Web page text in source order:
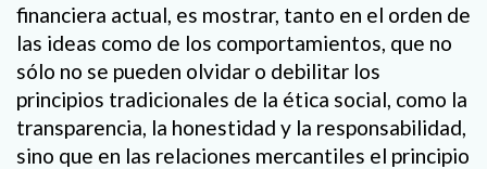
financiera actual, es mostrar, tanto en el orden de
las ideas como de los comportamientos, que no
sólo no se pueden olvidar o debilitar los
principios tradicionales de la ética social, como la
transparencia, la honestidad y la responsabilidad,
sino que en las relaciones mercantiles el principio